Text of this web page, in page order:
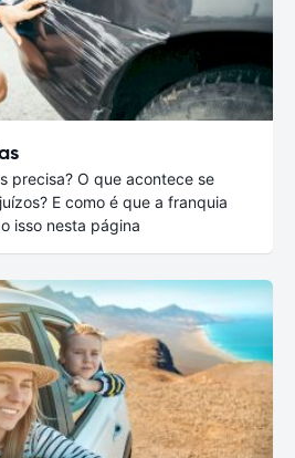
precisa? O que acontece se
E como é que a franquia
isso nesta página